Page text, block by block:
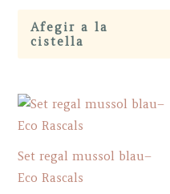
20,00€.
is:
15,00€.
Afegir a la
cistella
Set regal mussol blau–
Eco Rascals